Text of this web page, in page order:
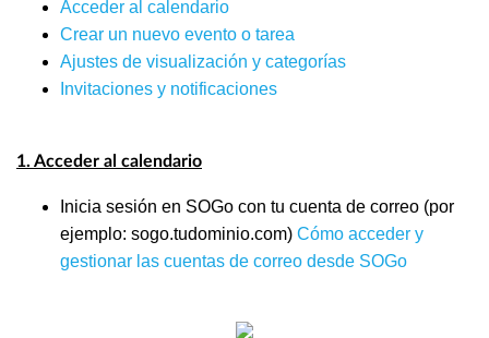
Acceder al calendario
Crear un nuevo evento o tarea
Ajustes de visualización y categorías
Invitaciones y notificaciones
1. Acceder al calendario
Inicia sesión en SOGo con tu cuenta de correo (por
ejemplo: sogo.tudominio.com) Cómo acceder y
gestionar las cuentas de correo desde SOGo